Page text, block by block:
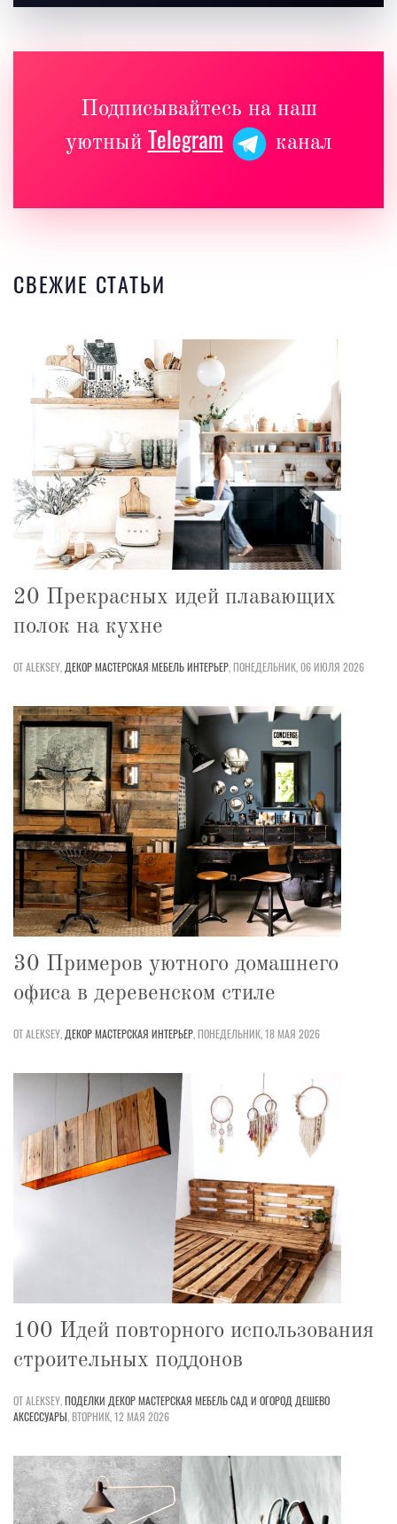
Подписывайтесь на наш
уютный Telegram канал
СВЕЖИЕ СТАТЬИ
20 Прекрасных идей плавающих
полок на кухне
ОТ ALEKSEY, ДЕКОРМАСТЕРСКАЯ МЕБЕЛЬИНТЕРЬЕР,ПОНЕДЕЛЬНИК, 06 ИЮЛЯ 2026
30 Примеров уютного домашнего
офиса в деревенском стиле
ОТ ALEKSEY, ДЕКОРМАСТЕРСКАЯ ИНТЕРЬЕР,ПОНЕДЕЛЬНИК, 18 МАЯ 2026
100 Идей повторного использования
строительных поддонов
ОТ ALEKSEY,ПОДЕЛКИ ДЕКОРМАСТЕРСКАЯ МЕБЕЛЬСАД И ОГОРОД ДЕШЕВО
АКСЕССУАРЫ,ВТОРНИК, 12 МАЯ 2026